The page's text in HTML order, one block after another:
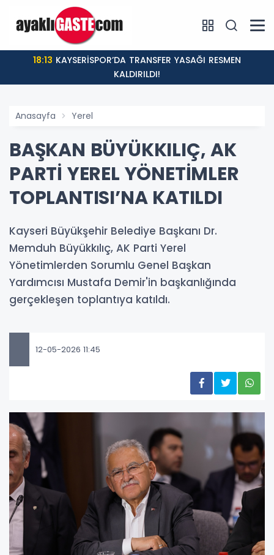
18:13
KALDIRILDI!
Anasayfa Yerel
BAŞKAN BÜYÜKKILIÇ, AK
PARTİ YEREL YÖNETİMLER
TOPLANTISI’NA KATILDI
Kayseri Büyükşehir Belediye Başkanı Dr.
Memduh Büyükkılıç, AK Parti Yerel
Yönetimlerden Sorumlu Genel Başkan
Yardımcısı Mustafa Demir'in başkanlığında
gerçekleşen toplantıya katıldı.
12-05-2026 11:45